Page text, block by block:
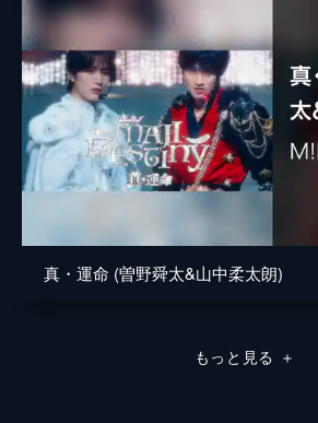
真・運命 (曽野舜太&山中柔太朗)
もっと見る ＋